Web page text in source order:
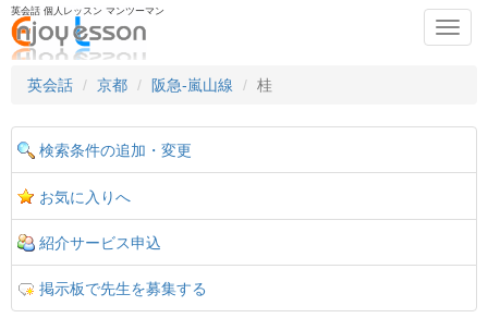
英会話 個人レッスン マンツーマン
英会話
京都 阪急-嵐山線 桂
検索条件の追加・変更
お気に入りへ
紹介サービス申込
掲示板で先生を募集する